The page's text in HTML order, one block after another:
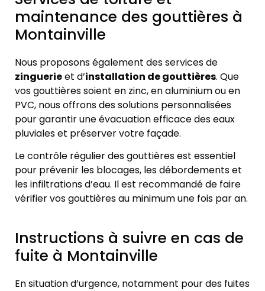
maintenance des gouttières à
Montainville
Nous proposons également des services de
zinguerieet d’installation de gouttières. Que
vos gouttières soient en zinc, en aluminium ou en
PVC, nous offrons des solutions personnalisées
pour garantir une évacuation efficace des eaux
pluviales et préserver votre façade.
Le contrôle régulier des gouttières est essentiel
pour prévenir les blocages, les débordements et
les infiltrations d’eau. Il est recommandé de faire
vérifier vos gouttières au minimum une fois par an.
Instructions à suivre en cas de
fuite à Montainville
En situation d’urgence, notamment pour des fuites